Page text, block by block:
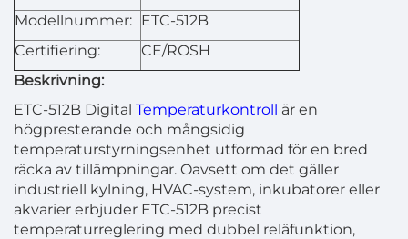
Modellnummer: ETC-512B
Certifiering:
CE/ROSH
Beskrivning:
ETC-512B Digital Temperaturkontroll är en
högpresterande och mångsidig
temperaturstyrningsenhet utformad för en bred
räcka av tillämpningar. Oavsett om det gäller
industriell kylning, HVAC-system, inkubatorer eller
akvarier erbjuder ETC-512B precist
temperaturreglering med dubbel reläfunktion,